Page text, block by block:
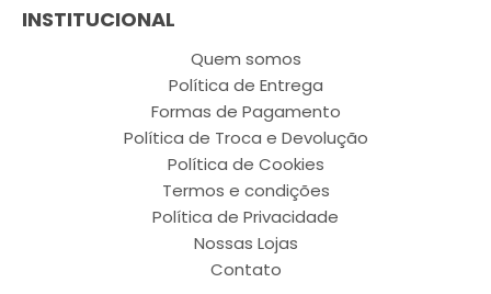
INSTITUCIONAL
Quem somos
Política de Entrega
Formas de Pagamento
Política de Troca e Devolução
Política de Cookies
Termos e condições
Política de Privacidade
Nossas Lojas
Contato